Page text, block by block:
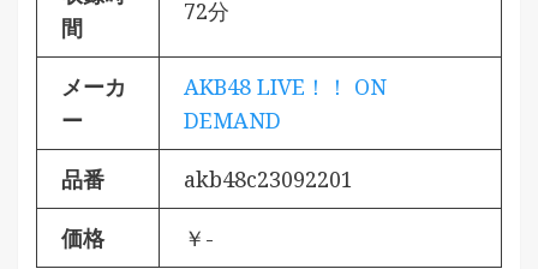
間
72分
メーカ
ー
AKB48 LIVE！！ ON
DEMAND
品番 akb48c23092201
価格 ￥-